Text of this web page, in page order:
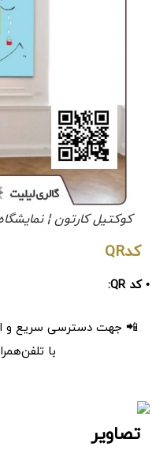
کوکتیل کارتون ¦
کدQR
• کد QR:
📲 جهت دسترسی سریع و
با
تصاویر